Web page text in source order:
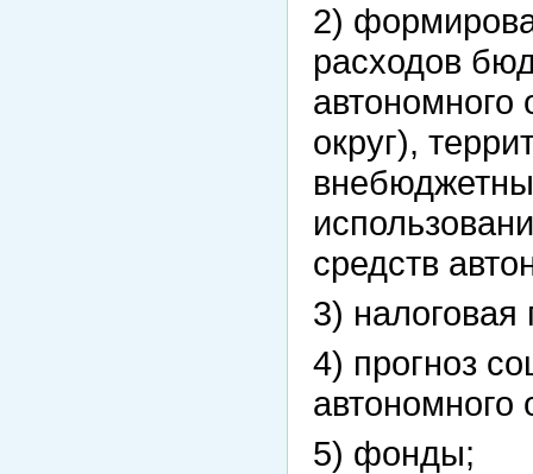
2)
расходов
округ),
средств
3) налоговая
4) прогноз
автономного
5) фонды;